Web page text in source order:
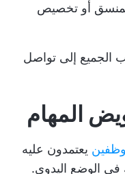
أو تخصيص
الجميع إلى تواصل
المهام
يعتمدون عليه